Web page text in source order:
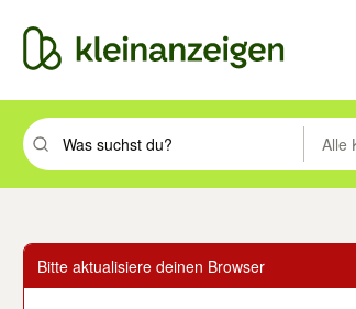
Suchbegriff eingeben. Eingabetaste drückenAlle
Bitte aktualisiere deinen Browser